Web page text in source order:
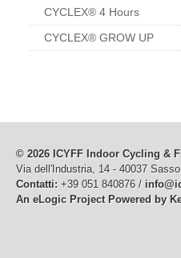
CYCLEX® 4 Hours
CYCLEX® GROW UP
© 2026 ICYFF Indoor Cycling &
Via dell'Industria, 14 - 40037
Contatti: +39 051 840876 /
An eLogic Project Powered by